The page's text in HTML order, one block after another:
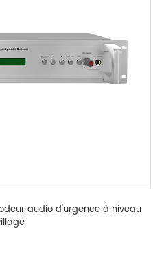
audio d'urgence à niveau